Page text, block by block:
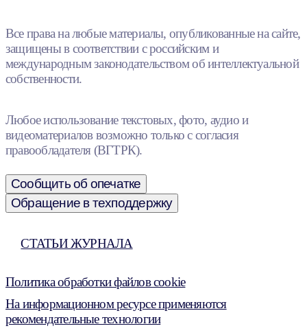
Все права на любые материалы, опубликованные на сайте,
защищены в соответствии с российским и
международным законодательством об интеллектуальной
собственности.
Любое использование текстовых, фото, аудио и
видеоматериалов возможно только с согласия
правообладателя (ВГТРК).
Сообщить об опечатке
Обращение в техподдержку
СТАТЬИ ЖУРНАЛА
Политика обработки файлов cookie
На информационном ресурсе применяются
рекомендательные технологии